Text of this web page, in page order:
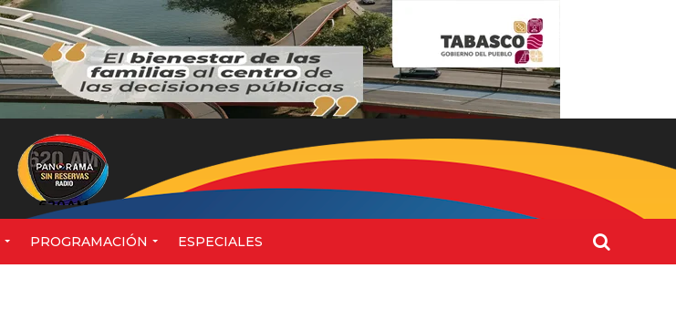
620AM
PROGRAMACIÓN ESPECIALES